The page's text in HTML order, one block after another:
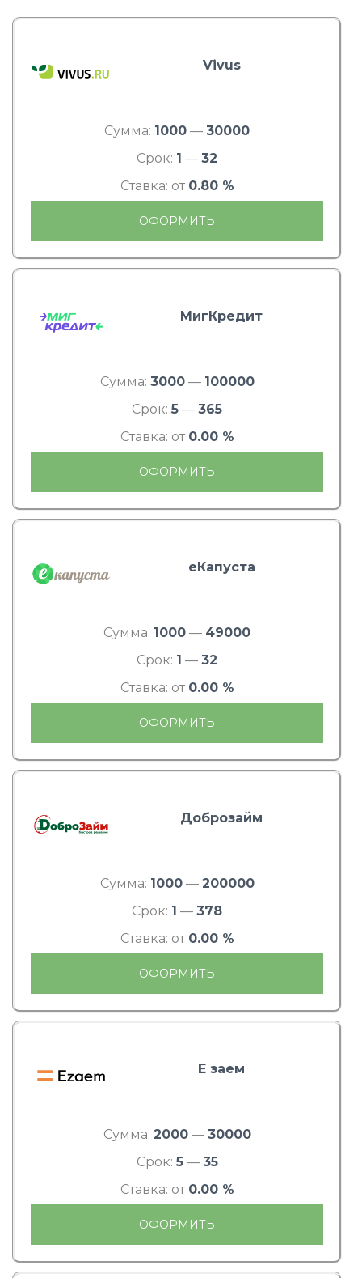
Vivus
Сумма: 1000 — 30000
Срок: 1 — 32
Ставка: от 0.80 %
ОФОРМИТЬ
МигКредит
Сумма: 3000— 100000
Срок: 5 — 365
Ставка: от 0.00 %
ОФОРМИТЬ
еКапуста
Сумма: 1000 — 49000
Срок: 1 — 32
Ставка: от 0.00 %
ОФОРМИТЬ
Доброзайм
Сумма: 1000— 200000
Срок: 1 — 378
Ставка: от 0.00 %
ОФОРМИТЬ
Е заем
Сумма: 2000— 30000
Срок: 5— 35
Ставка: от 0.00 %
ОФОРМИТЬ